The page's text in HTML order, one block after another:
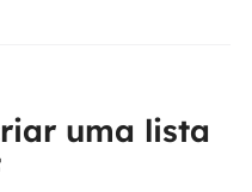
uma lista